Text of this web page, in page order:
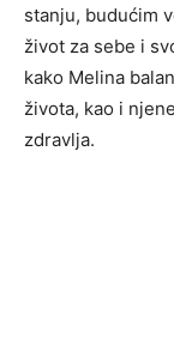
stanju, budućim
život za sebe i
kako Melina
života, kao i
zdravlja.